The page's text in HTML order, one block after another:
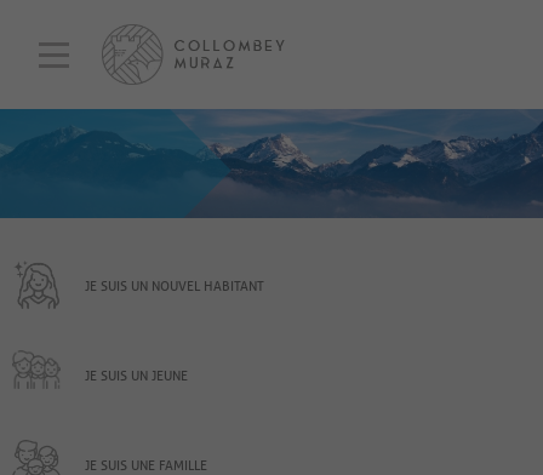
JE SUIS UN NOUVEL HABITANT
JE SUIS UN JEUNE
JE SUIS UNE FAMILLE